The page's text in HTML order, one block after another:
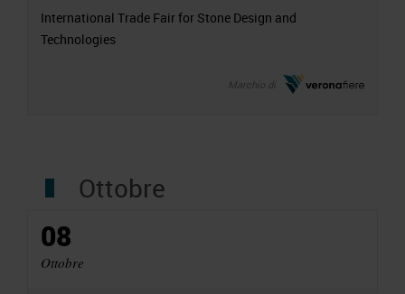
International Trade Fair for Stone Design and
Technologies
Marchio di
Ottobre
08
Ottobre